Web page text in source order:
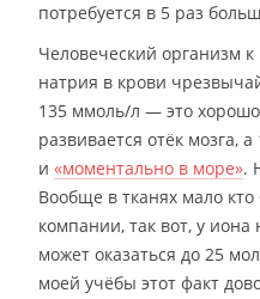
потребуется в 5 раз
Человеческий организм
натрия в крови
135 ммоль/л — это
развивается отёк мозга,
и «моментально в море».
Вообще в тканях мало кто
компании, так вот, у
может оказаться до 25
моей учёбы этот факт